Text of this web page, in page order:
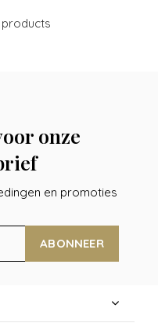
onze
en promoties
ABONNEER